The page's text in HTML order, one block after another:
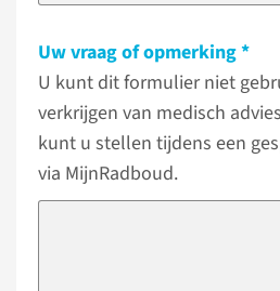
Uw vraag of opmerking
U kunt dit formulier niet
verkrijgen van medisch
kunt u stellen tijdens een
via MijnRadboud.